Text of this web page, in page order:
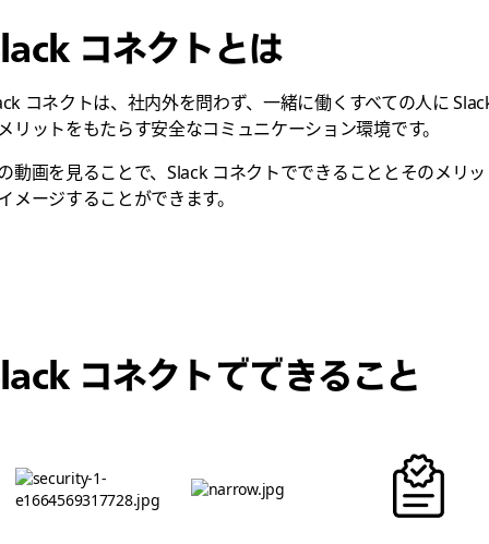
コネクトとは
コネクトは、社内外を問わず、一緒に働くすべての人に
リットをもたらす安全なコミュニケーション環境です。
動画を見ることで、Slack コネクトでできることとそのメリ
メージすることができます。
コネクトでできること